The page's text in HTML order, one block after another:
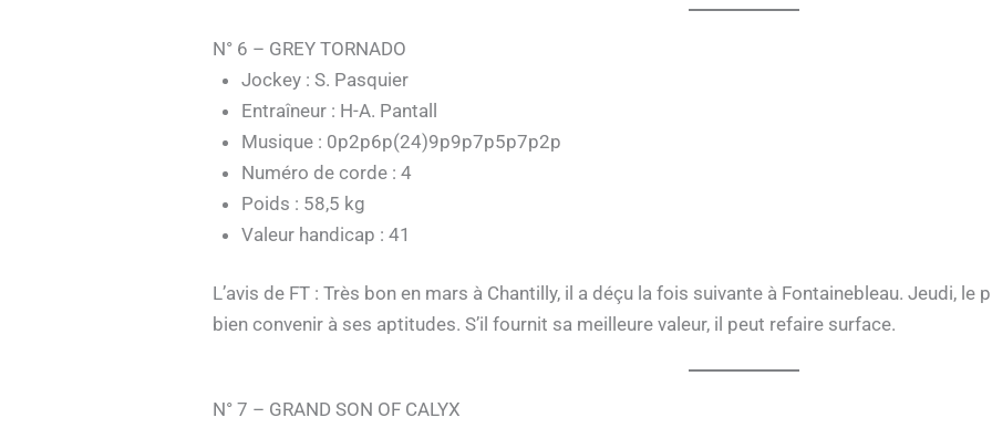
N° 6 – GREY TORNADO
Jockey : S. Pasquier
Entraîneur : H-A. Pantall
Musique : 0p2p6p(24)9p9p7p5p7p2p
Numéro de corde : 4
Poids : 58,5 kg
Valeur handicap : 41
L’avis de FT : Très bon en mars à Chantilly, il a déçu la fois suivante à Fontainebleau. Jeudi,
bien convenir à ses aptitudes. S’il fournit sa meilleure valeur, il peut refaire surface.
N° 7 – GRAND SON OF CALYX